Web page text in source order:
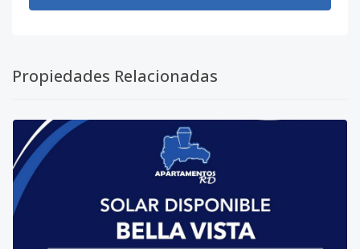
Propiedades Relacionadas